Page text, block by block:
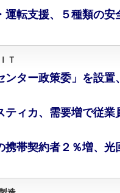
運転支援、５種類の安
Ｔ
ンター政策委」を設置
ティカ、需要増で従業
携帯契約者２％増、光